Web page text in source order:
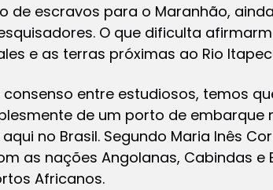
de escravos para o Maranhão,
O que dificulta
e as terras próximas ao Rio
entre estudiosos, temos
de um porto de embarque
no Brasil. Segundo Maria Inês
as nações Angolanas, Cabindas
Africanos.